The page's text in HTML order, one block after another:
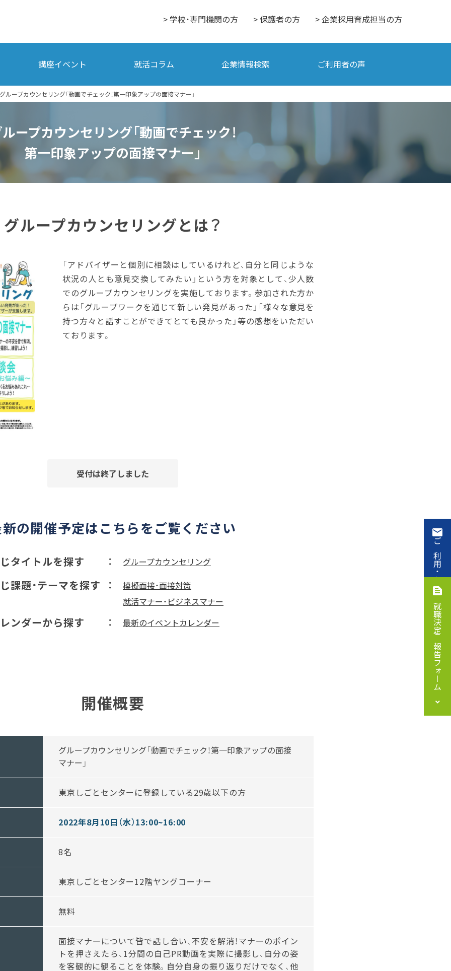
> 学校・専門機関の方 > 保護者の方 > 企業採用育成担当の方
講座イベント 就活コラム 企業情報検索 ご利用者の声
グループカウンセリング「動画でチェック！第一印象アップの面接マナー」
ープカウンセリング「動画でチェック！
第一印象アップの面接マナー」
グループカウンセリングとは？
「アドバイザーと個別に相談はしているけれど、自分と同じような
状況の人とも意見交換してみたい」という方を対象として、少人数
でのグループカウンセリングを実施しております。参加された方か
らは「グループワークを通じて新しい発見があった」「様々な意見を
持つ方々と話すことができてとても良かった」等の感想をいただい
ております。
受付は終了しました
の開催予定はこちらをご覧ください
タイトルを探す グループカウンセリング
課題・テーマを探す
模擬面接・面接対策
就活マナー・ビジネスマナー
ンダーから探す 最新のイベントカレンダー
開催概要
グループカウンセリング「動画でチェック！第一印象アップの面接
マナー」
東京しごとセンターに登録している29歳以下の方
2022年8月10日（水）13:00~16:00
8名
東京しごとセンター12階ヤングコーナー
無料
面接マナーについて皆で話し合い、不安を解消！マナーのポイン
トを押さえたら、1分間の自己PR動画を実際に撮影し、自分の姿
を客観的に観ることを体験。自分自身の振り返りだけでなく、他
ご利用・お申込み
就職決定ご報告フォーム